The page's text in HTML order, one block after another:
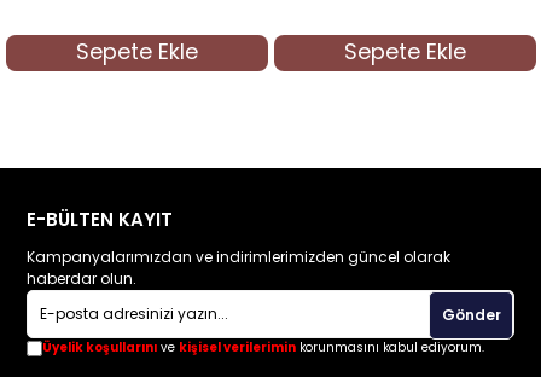
Sepete Ekle Sepete Ekle
E-BÜLTEN KAYIT
Kampanyalarımızdan ve indirimlerimizden güncel olarak
haberdar olun.
Gönder
Üyelik koşullarını ve kişisel verilerimin korunmasını kabul ediyorum.